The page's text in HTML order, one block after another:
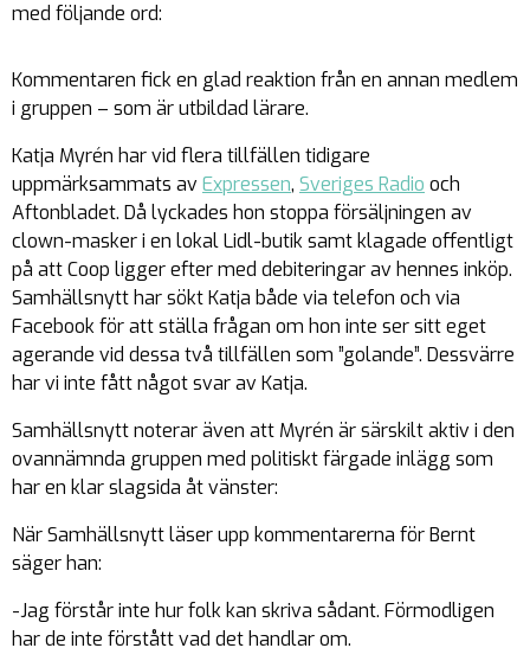
med följande ord:
Kommentaren fick en glad reaktion från en annan medlem
i gruppen – som är utbildad lärare.
Katja Myrén har vid flera tillfällen tidigare
uppmärksammats avExpressen, Sveriges Radio och
Aftonbladet. Då lyckades hon stoppa försäljningen av
clown-masker i en lokal Lidl-butik samt klagade offentligt
på att Coop ligger efter med debiteringar av hennes inköp.
Samhällsnytt har sökt Katja både via telefon och via
Facebook för att ställa frågan om hon inte ser sitt eget
agerande vid dessa två tillfällen som ”golande”. Dessvärre
har vi inte fått något svar av Katja.
Samhällsnytt noterar även att Myrén är särskilt aktiv i den
ovannämnda gruppen med politiskt färgade inlägg som
har en klar slagsida åt vänster:
När Samhällsnytt läser upp kommentarerna för Bernt
säger han:
-Jag förstår inte hur folk kan skriva sådant. Förmodligen
har de inte förstått vad det handlar om.